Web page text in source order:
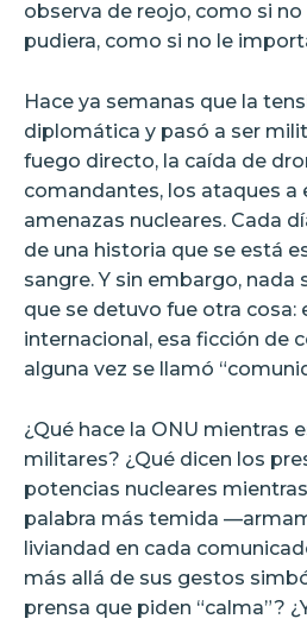
observa de reojo, como si
pudiera, como si no le
Hace ya semanas que la
diplomática y pasó a ser
fuego directo, la caída de
comandantes, los ataques a
amenazas nucleares. Cada
de una historia que se está
sangre. Y sin embargo, nada
que se detuvo fue otra cosa:
internacional, esa ficción de
alguna vez se llamó
¿Qué hace la ONU mientras
militares? ¿Qué dicen los
potencias nucleares
palabra más temida
liviandad en cada
más allá de sus gestos
prensa que piden “calma”?